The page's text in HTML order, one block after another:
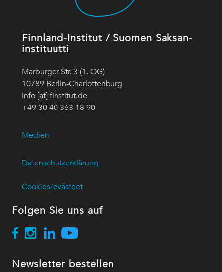
Finnland-Institut / Suomen Saksan-
instituutti
Marburger Str. 3 (1. OG)
10789 Berlin-Charlottenburg
info [at] finstitut.de
+49 30 40 363 18 90
Medien
Datenschutzerklärung
Cookies/evästeet
Folgen Sie uns auf
Newsletter bestellen